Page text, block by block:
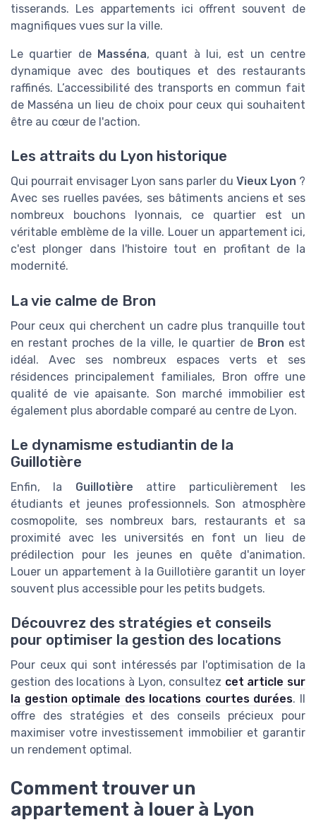
tisserands. Les appartements ici offrent souvent de
magnifiques vues sur la ville.
Le quartier de Masséna, quant à lui, est un centre
dynamique avec des boutiques et des restaurants
raffinés. L’accessibilité des transports en commun fait
de Masséna un lieu de choix pour ceux qui souhaitent
être au cœur de l'action.
Les attraits du Lyon historique
Qui pourrait envisager Lyon sans parler du Vieux Lyon ?
Avec ses ruelles pavées, ses bâtiments anciens et ses
nombreux bouchons lyonnais, ce quartier est un
véritable emblème de la ville. Louer un appartement ici,
c'est plonger dans l'histoire tout en profitant de la
modernité.
La vie calme de Bron
Pour ceux qui cherchent un cadre plus tranquille tout
en restant proches de la ville, le quartier de Bron est
idéal. Avec ses nombreux espaces verts et ses
résidences principalement familiales, Bron offre une
qualité de vie apaisante. Son marché immobilier est
également plus abordable comparé au centre de Lyon.
Le dynamisme estudiantin de la
Guillotière
Enfin, la Guillotière attire particulièrement les
étudiants et jeunes professionnels. Son atmosphère
cosmopolite, ses nombreux bars, restaurants et sa
proximité avec les universités en font un lieu de
prédilection pour les jeunes en quête d'animation.
Louer un appartement à la Guillotière garantit un loyer
souvent plus accessible pour les petits budgets.
Découvrez des stratégies et conseils
pour optimiser la gestion des locations
Pour ceux qui sont intéressés par l'optimisation de la
gestion des locations à Lyon, consultez cet article sur
la gestion optimale des locations courtes durées. Il
offre des stratégies et des conseils précieux pour
maximiser votre investissement immobilier et garantir
un rendement optimal.
Comment trouver un
appartement à louer à Lyon